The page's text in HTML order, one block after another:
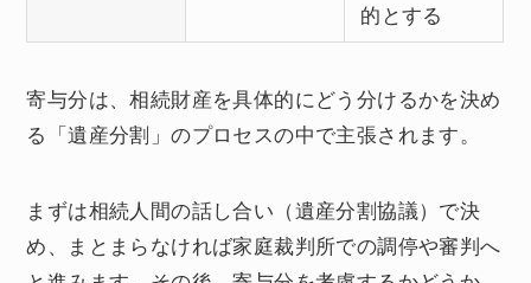
的とする
寄与分は、相続財産を具体的にどう分けるかを決め
る「遺産分割」のプロセスの中で主張されます。
まずは相続人間の話し合い（遺産分割協議）で決
め、まとまらなければ家庭裁判所での調停や審判へ